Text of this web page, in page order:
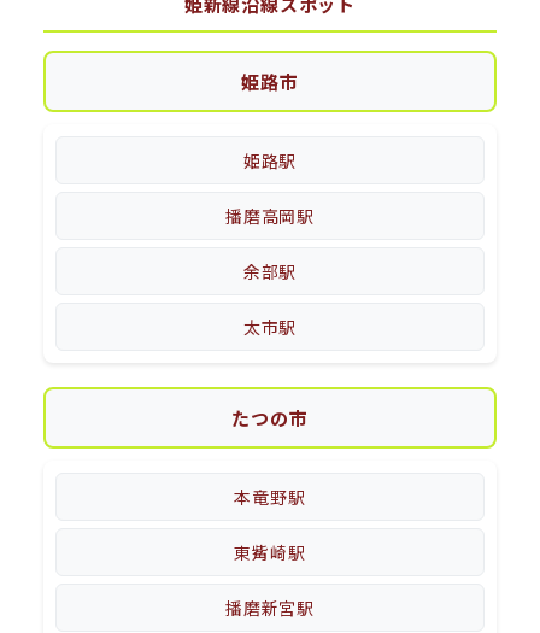
姫路市
姫路駅
播磨高岡駅
余部駅
太市駅
たつの市
本竜野駅
東觜崎駅
播磨新宮駅